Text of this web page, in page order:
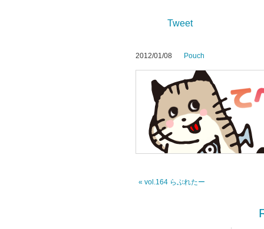
Tweet
2012/01/08 Pouch
« vol.164 らぶれたー